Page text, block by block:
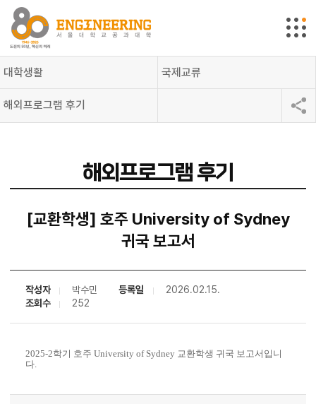
대학생활 국제교류
해외프로그램 후기
해외프로그램 후기
[교환학생] 호주 University of Sydney
귀국 보고서
작성자 박수민 등록일
2026.02.15.
조회수
252
2025-2학기 호주 University of Sydney 교환학생 귀국 보고서입니
다.